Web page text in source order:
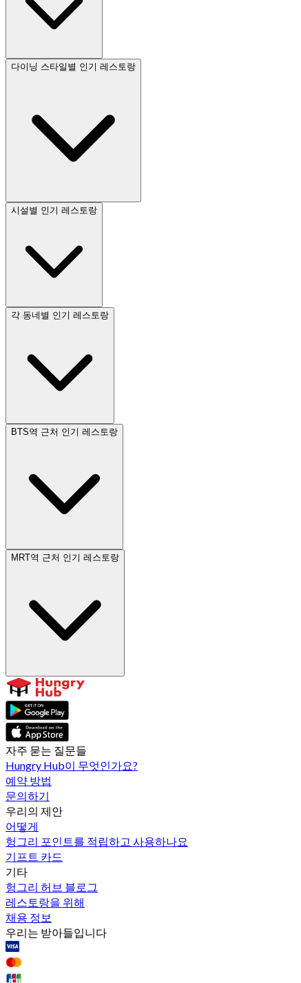
다이닝 스타일별 인기 레스토랑
시설별 인기 레스토랑
각 동네별 인기 레스토랑
BTS역 근처 인기 레스토랑
MRT역 근처 인기 레스토랑
자주 묻는 질문들
Hungry Hub이 무엇인가요?
예약 방법
문의하기
우리의 제안
어떻게
헝그리 포인트를 적립하고 사용하나요
기프트 카드
기타
헝그리 허브 블로그
레스토랑을 위해
채용 정보
우리는 받아들입니다